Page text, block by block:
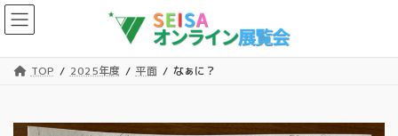
コ
ン
ン
ナ
ビ
ー
TOP 2025年度 平面 なぁに？